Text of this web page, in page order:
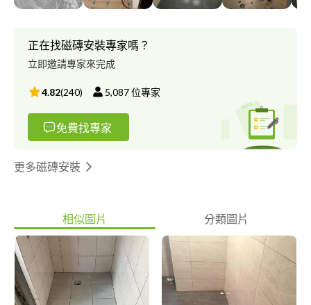
幫你解決你的問題修繕你的不完美請找磚家為您服務
正在找磁磚安裝專家嗎？
立即邀請專家來完成
4.82(240) 5,087位專家
免費找專家
更多磁磚安裝
相似圖片 分類圖片